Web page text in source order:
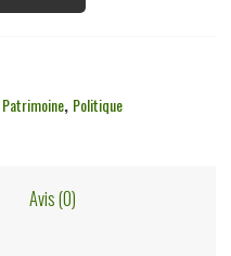
Patrimoine, Politique
Avis (0)